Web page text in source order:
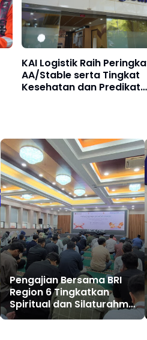
KAI Logistik Raih
AA/Stable serta Tingkat
Kesehatan dan Predikat
Pengajian Bersama BRI
Region 6 Tingkatkan
Spiritual dan Silaturahmi
Pekerja